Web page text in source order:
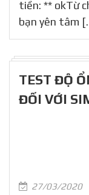
tiền: ** okTừ
bạn yên tâm
TEST ĐỘ
ĐỐI VỚI
27/03/2020